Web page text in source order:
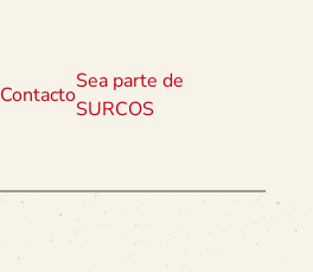
Contacto
Sea parte de
SURCOS